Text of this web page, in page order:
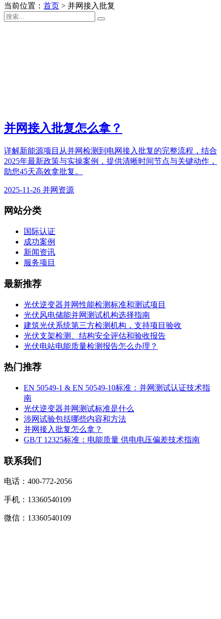
当前位置： 首页 > 并网接入批复
并网接入批复怎么拿？
详解新能源项目从并网检测到电网接入批复的完整流程，结合
2025年最新政策与实操案例，提供清晰时间节点与关键动作，
助您45天高效拿批复。
2025-11-26 并网资源
网站分类
国际认证
成功案例
新闻资讯
服务项目
最新推荐
光伏逆变器并网性能检测标准和测试项目
光伏风电储能并网测试机构选择指南
建筑光伏系统第三方检测机构，支持项目验收
光伏支架检测、结构安全评估和验收报告
光伏电站电能质量检测报告怎么办理？
热门推荐
EN 50549-1 & EN 50549-10标准：并网测试认证技术指
南
光伏逆变器并网测试标准是什么
涉网试验包括哪些内容和方法
并网接入批复怎么拿？
GB/T 12325标准：电能质量 供电电压偏差技术指南
联系我们
电话：400-772-2056
手机：13360540109
微信：13360540109